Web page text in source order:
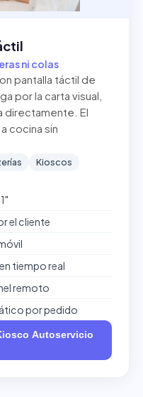
ni colas
pantalla táctil de
por la carta visual,
directamente. El
cocina sin
Kioscos
el cliente
tiempo real
remoto
por pedido
Autoservicio